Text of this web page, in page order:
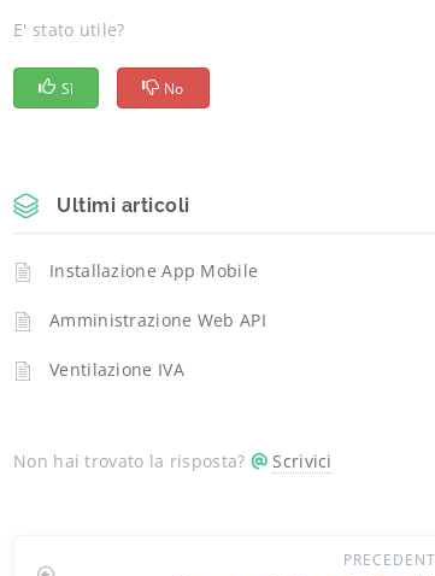
E' stato utile?
Sì No
Ultimi articoli
Installazione App Mobile
Amministrazione Web API
Ventilazione IVA
Non hai trovato la risposta? Scrivici